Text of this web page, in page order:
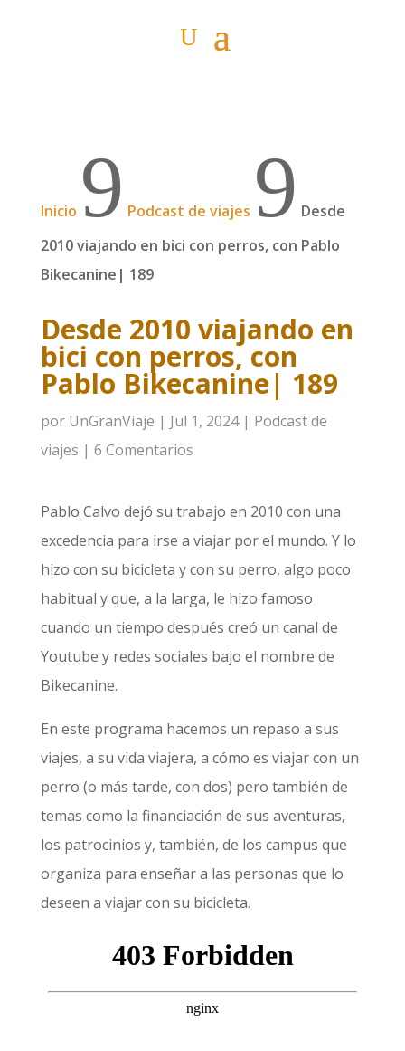
Inicio 9 Podcast de viajes 9 Desde
2010 viajando en bici con perros, con Pablo
Bikecanine| 189
Desde 2010 viajando en
bici con perros, con
Pablo Bikecanine| 189
por UnGranViaje | Jul 1, 2024| Podcast de
viajes | 6 Comentarios
Pablo Calvo dejó su trabajo en 2010 con una
excedencia para irse a viajar por el mundo. Y lo
hizo con su bicicleta y con su perro, algo poco
habitual y que, a la larga, le hizo famoso
cuando un tiempo después creó un canal de
Youtube y redes sociales bajo el nombre de
Bikecanine.
En este programa hacemos un repaso a sus
viajes, a su vida viajera, a cómo es viajar con un
perro (o más tarde, con dos) pero también de
temas como la financiación de sus aventuras,
los patrocinios y, también, de los campus que
organiza para enseñar a las personas que lo
deseen a viajar con su bicicleta.